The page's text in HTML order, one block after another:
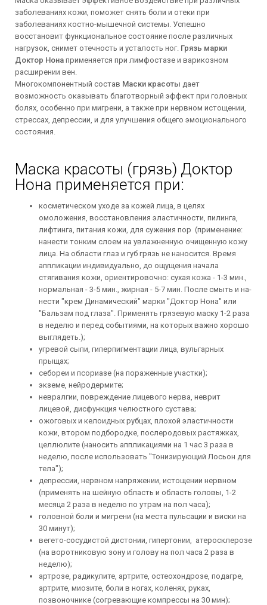
заболеваниях кожи, поможет снять боли и отеки при
заболеваниях костно-мышечной системы. Успешно
восстановит функциональное состояние после различных
нагрузок, снимет отечность и усталость ног. Грязь марки
Доктор Нона применяется при лимфостазе и варикозном
расширении вен.
Многокомпонентный состав Маски красоты дает
возможность оказывать благотворный эффект при головных
болях, особенно при мигрени, а также при нервном истощении,
стрессах, депрессии, и для улучшения общего эмоционального
состояния.
Маска красоты (грязь) Доктор
Нона применяется при:
косметическом уходе за кожей лица, в целях
омоложения, восстановления эластичности, пилинга,
лифтинга, питания кожи, для сужения пор (применение:
нанести тонким слоем на увлажненную очищенную кожу
лица. На области глаз и губ грязь не наносится. Время
аппликации индивидуально, до ощущения начала
стягивания кожи, ориентировочно: сухая кожа - 1-3 мин.,
нормальная - 3-5 мин., жирная - 5-7 мин. После смыть и на­
нести "крем Динамический" марки "Доктор Нона" или
"Бальзам под глаза". Применять грязевую маску 1-2 раза
в неделю и перед событиями, на которых важно хорошо
выглядеть.);
угревой сыпи, гиперпигментации лица, вульгарных
прыщах;
себореи и псориазе (на пораженные участки);
экземе, нейродермите;
невралгии, повреждение лицевого нерва, неврит
лицевой, дисфункция челюстного сустава;
ожоговых и келоидных рубцах, плохой эластичности
кожи, втором подбородке, послеродовых растяжках,
целлюлите (наносить аппликациями на 1 час 3 раза в
неделю, после использовать "Тонизирующий Лосьон для
тела");
депрессии, нервном напряжении, истощении нервном
(применять на шейную область и область головы, 1-2
месяца 2 раза в неделю по утрам на пол часа);
головной боли и мигрени (на места пульсации и виски на
30 минут);
вегето-сосудистой дистонии, гипертонии, атеросклерозе
(на воротниковую зону и голову на пол часа 2 раза в
неделю);
артрозе, радикулите, артрите, остеохондрозе, подагре,
артрите, миозите, боли в ногах, коленях, руках,
позвоночнике (согревающие компрессы на 30 мин);